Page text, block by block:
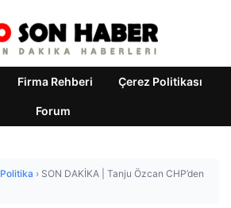
Firma Rehberi Çerez Politikası
Forum
Politika › SON DAKİKA | Tanju Özcan CHP’den